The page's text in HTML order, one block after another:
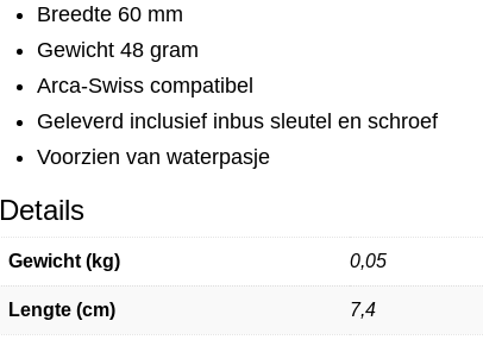
Breedte 60 mm
Gewicht 48 gram
Arca-Swiss compatibel
Geleverd inclusief inbus sleutel en schroef
Voorzien van waterpasje
Details
Gewicht (kg) 0,05
Lengte (cm) 7,4